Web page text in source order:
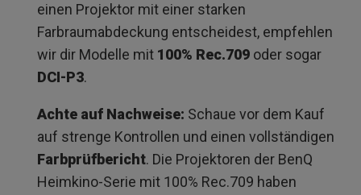
einen Projektor mit einer starken
Farbraumabdeckung entscheidest, empfehlen
wir dir Modelle mit 100% Rec.709 oder sogar
DCI-P3.
Achte auf Nachweise: Schaue vor dem Kauf
auf strenge Kontrollen und einen vollständigen
Farbprüfbericht. Die Projektoren der BenQ
Heimkino-Serie mit 100% Rec.709 haben